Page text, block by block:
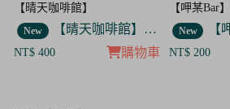
【晴天咖啡館】吊飾套組
物車
【呷某Bar】
New 【呷某Bar】舉杯菟菟款 飯友
NT$ 200 購物車
【晴
New
NT$